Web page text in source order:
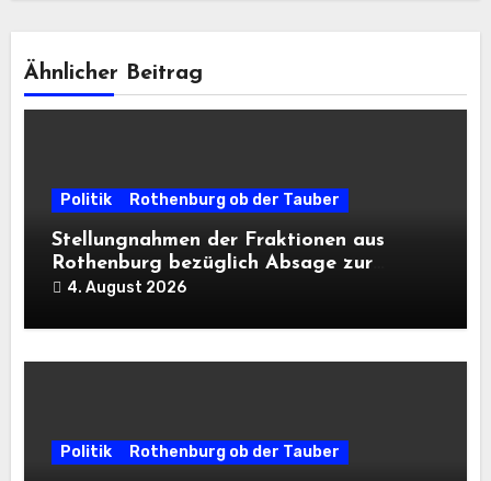
Ähnlicher Beitrag
Politik Rothenburg ob der Tauber
Stellungnahmen der Fraktionen aus
Rothenburg bezüglich Absage zur
Landesausstellung 2028
4. August 2026
Politik Rothenburg ob der Tauber